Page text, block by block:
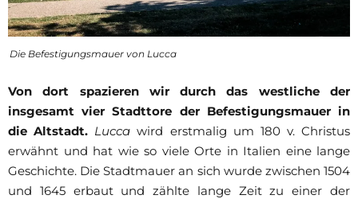
Die Befestigungsmauer von Lucca
Von dort spazieren wir durch das westliche der
insgesamt vier Stadttore der Befestigungsmauer in
die Altstadt. Lucca wird erstmalig um 180 v. Christus
erwähnt und hat wie so viele Orte in Italien eine lange
Geschichte. Die Stadtmauer an sich wurde zwischen 1504
und 1645 erbaut und zählte lange Zeit zu einer der